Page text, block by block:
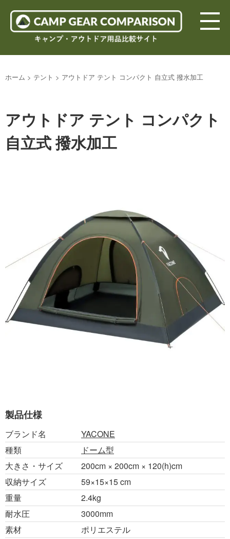
ホーム > テント > アウトドア テント コンパクト 自立式 撥水加工
アウトドア テント コンパクト
自立式 撥水加工
製品仕様
ブランド名
YACONE
種類
ドーム型
大きさ・サイズ
200cm × 200cm × 120(h)cm
収納サイズ
59×15×15 cm
重量
2.4kg
耐水圧
3000mm
素材
ポリエステル